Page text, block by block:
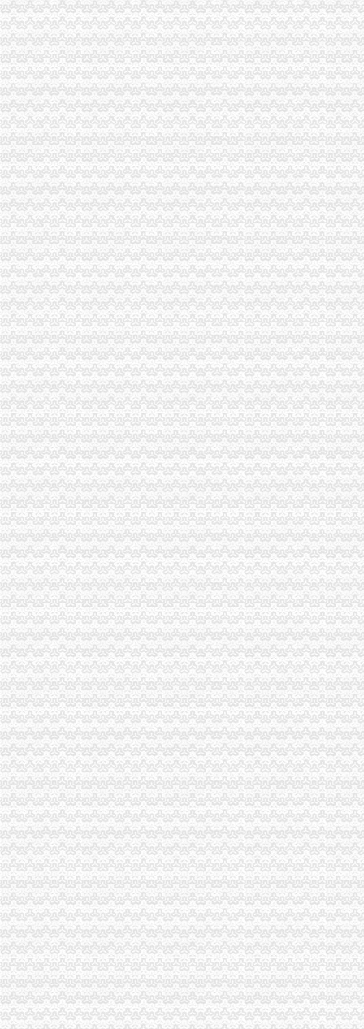
梁平局重庆营业执照注销创建网上广告监管工作平台提升工作效率
江津局重庆税务注销五项措施造微型企业精品工程
万州局通过“二十四项评分三道公示”重庆公司注销确保微型企业创业申报受理
南岸局采取四项措施促进市重庆分公司注销场主体数量增长
江北局积贯彻落实全市重庆税务注销批微型企业发展工作总结会议精
荣昌县召开餐饮行业承诺大会，自带酒水用餐不再收取“开瓶费”重庆公司注销
永川局重庆代办公司多举措化电子商务监管
全系统“唱读讲”重庆营业执照注销活动竞赛圆满落幕
市重庆分公司注销局副局长陈文渝走访永川定点联系微型企业和微型企业孵化园
垫江局重庆代办公司造微企孵化园推进微型企业快速发展
永川局重庆公司注销创新广告分层分类监管方式成效明显
高新区局重庆营业执照注销赴万州开展农产品产销对接活动
全市重庆分公司注销建立微型企业创业指导站1120个聘请指导员3200名
永川区批微型企业成长趋势良好
垫江县加微企补助资金监管
市重庆公司注销人大常委会副主任胡健康一行到市局调研著名商标立法工作
万州局被评为“2010年全国清理整顿人力资源市场秩序专项行动突出成绩单位”
南川局重庆税务注销助推农户万元增收
市局副局长、组成员陈速出席“台湾周”重庆税务注销开幕和签字仪式
市重庆营业执照注销局联合市教委开展学校食品百日整督查工作
市重庆分公司注销局机关达学习波局长在创先争优领导小组会议讲话精
万州局重庆公司注销保供应畅流通监管护权益全力稳定消费价格总水平
我市重庆公司注销顺利通过国家七部局一次塑料餐盒专项整督查
江北区全面启动第二批微企发展试点工作
市局副局长李林到万州区铁峰乡参加“三进三同”重庆税务注销“结穷亲”活动
铜梁局重庆分公司注销构筑三道防线确保校园食品安全
城口局重庆税务注销庙坝工商所积支持受灾个体工商户灾后重建
万州局重庆分公司注销创办《万州消费维权》专刊引起广泛关注
璧山局“做到五个注重、发挥五大作用”重庆税务注销深入开展创先争优活动
开县局设立29家“农资商品经营示范店”重庆代办公司
市局副巡视员胡德汉赴万州铁峰乡参加“三进三同”重庆代办公司“结穷亲”活动
全市重庆分公司注销工商系统领导干部能力素质提升培训班圆满结束
全市重庆公司注销安全生产大排查大整大执法专项行动圆满完成
丰都局采取“七评”重庆公司注销措施深化“一讲二评三公示”
北碚区守合同重信用单位呈现四大点
涪陵局江东所牢固树立“四意识”重庆税务注销扎实开展创先争优活动